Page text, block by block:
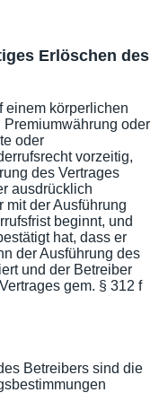
Erlöschen des
einem körperlichen
Premiumwährung oder
oder
vorzeitig,
des Vertrages
ausdrücklich
mit der Ausführung
beginnt, und
hat, dass er
der Ausführung des
und der Betreiber
gem. § 312 f
Betreibers sind die